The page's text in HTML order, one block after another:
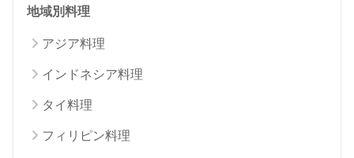
地域別料理
アジア料理
インドネシア料理
タイ料理
フィリピン料理